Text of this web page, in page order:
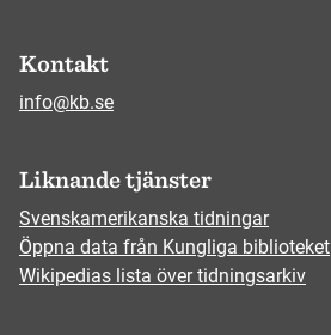
Kontakt
info@kb.se
Liknande tjänster
Svenskamerikanska tidningar
Öppna data från Kungliga biblioteket
Wikipedias lista över tidningsarkiv